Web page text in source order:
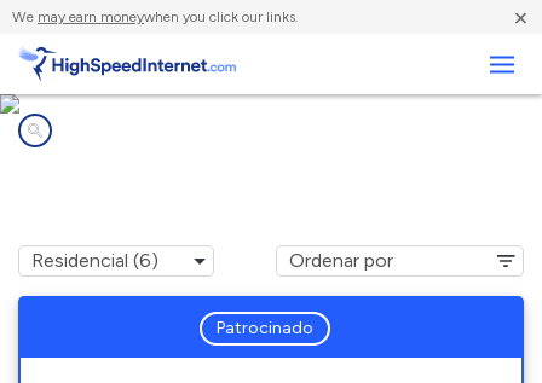
We may earn moneywhen you click our links. ×
Patrocinado